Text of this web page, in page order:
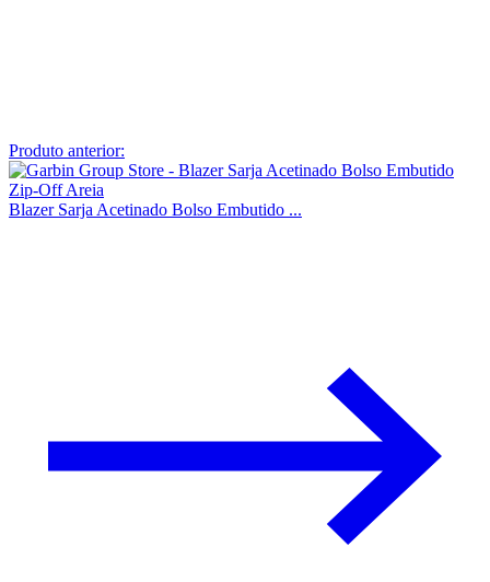
Produto anterior:
Blazer Sarja Acetinado Bolso Embutido ...